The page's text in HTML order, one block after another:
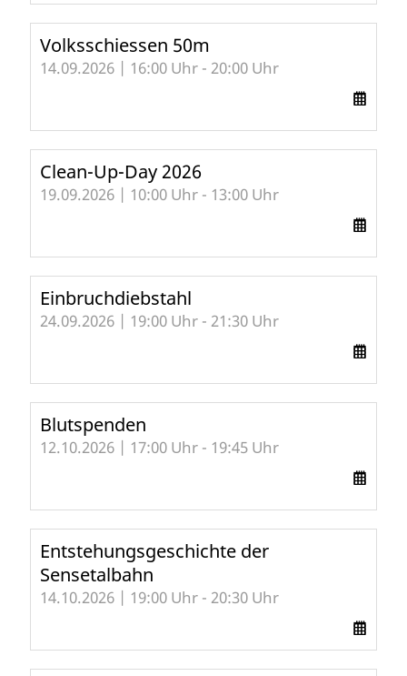
Volksschiessen 50m
14.09.2026 | 16:00 Uhr - 20:00 Uhr
Clean-Up-Day 2026
19.09.2026 | 10:00 Uhr - 13:00 Uhr
Einbruchdiebstahl
24.09.2026 | 19:00 Uhr - 21:30 Uhr
Blutspenden
12.10.2026 | 17:00 Uhr - 19:45 Uhr
Entstehungsgeschichte der
Sensetalbahn
14.10.2026 | 19:00 Uhr - 20:30 Uhr